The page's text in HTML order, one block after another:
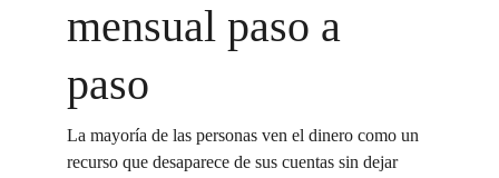
mensual paso a
paso
La mayoría de las personas ven el dinero como un
recurso que desaparece de sus cuentas sin dejar